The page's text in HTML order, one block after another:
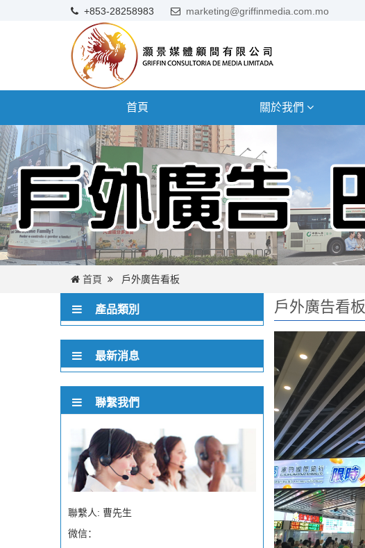
+853-28258983 marketing@griffinmedia.com.mo
首頁 關於我們
首頁 戶外廣告看板
戶外廣告看板
產品類別
最新消息
聯繫我們
聯繫人: 曹先生
微信：